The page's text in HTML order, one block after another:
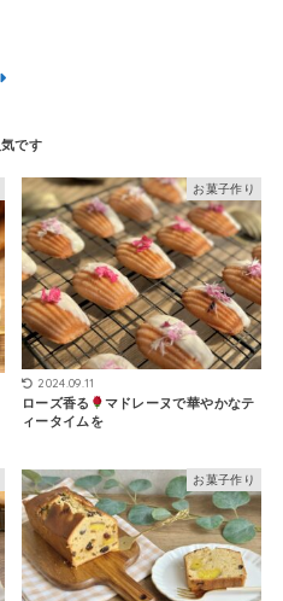
お菓子作り
2024.09.11
ローズ香る
マドレーヌで華やかなテ
ィータイムを
お菓子作り